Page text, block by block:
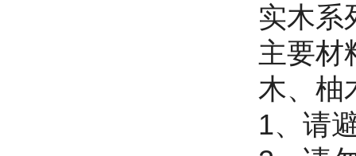
实木系
主要材
木、柚
1、请